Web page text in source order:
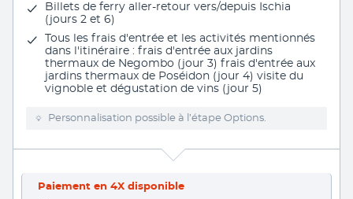
Billets de ferry aller-retour vers/depuis Ischia
(jours 2 et 6)
Tous les frais d'entrée et les activités mentionnés
dans l'itinéraire : frais d'entrée aux jardins
thermaux de Negombo (jour 3) frais d'entrée aux
jardins thermaux de Poséidon (jour 4) visite du
vignoble et dégustation de vins (jour 5)
Personnalisation possible à l’étape Options.
Paiement en 4X disponible